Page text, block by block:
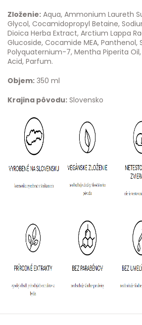
Zloženie: Aqua, Ammonium Laureth
Glycol, Cocamidopropyl Betaine,
Dioica Herba Extract, Arctium Lappa
Glucoside, Cocamide MEA, Panthenol,
Polyquaternium-7, Mentha Piperita
Acid, Parfum.
Objem: 350 ml
Krajina pôvodu: Slovensko